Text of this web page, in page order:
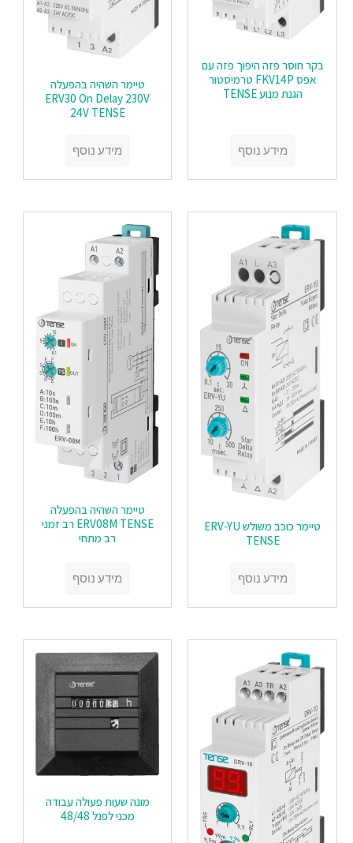
בקר חוסר פזה היפוך פזה עם
אפס FKV14P טרמיסטור
הגנת מנוע TENSE
מידע נוסף
טיימר השהיה בהפעלה
ERV30 On Delay 230V
24V TENSE
מידע נוסף
טיימר כוכב משולש ERV-YU
TENSE
מידע נוסף
טיימר השהיה בהפעלה
ERV08M TENSE רב זמני
רב מתחי
מידע נוסף
מונה שעות פעולה עבודה
מכני לפנל 48/48